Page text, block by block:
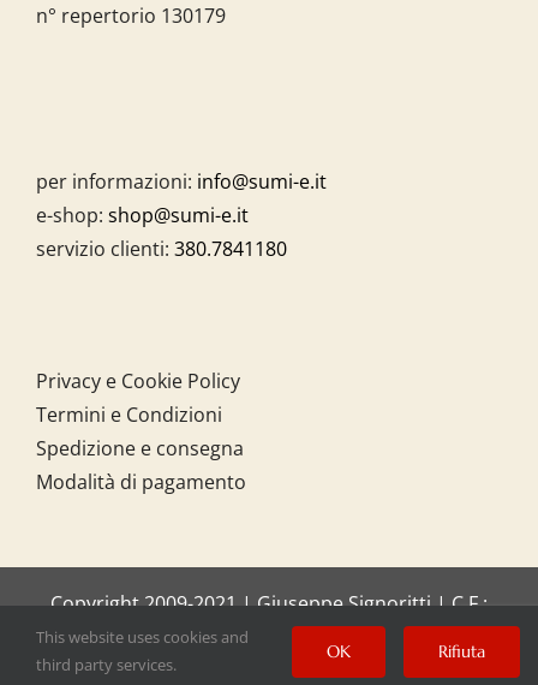
n° repertorio 130179
per informazioni: info@sumi-e.it
e-shop: shop@sumi-e.it
servizio clienti: 380.7841180
Privacy e Cookie Policy
Termini e Condizioni
Spedizione e consegna
Modalità di pagamento
Copyright 2009-2021 | Giuseppe Signoritti | C.F.:
SGNGPP61C20I158O
This website uses cookies and
third party services.
OK Rifiuta